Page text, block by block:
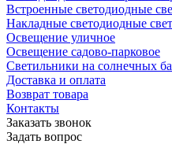
Встроенные светодиодные
Накладные светодиодные
Освещение уличное
Освещение садово-парковое
Светильники на солнечных
Доставка и оплата
Возврат товара
Контакты
Заказать звонок
Задать вопрос